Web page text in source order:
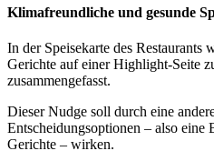
Klimafreundliche und gesunde
In der Speisekarte des Restaurants
Gerichte auf einer Highlight-Seite
zusammengefasst.
Dieser Nudge soll durch eine
Entscheidungsoptionen – also eine
Gerichte – wirken.